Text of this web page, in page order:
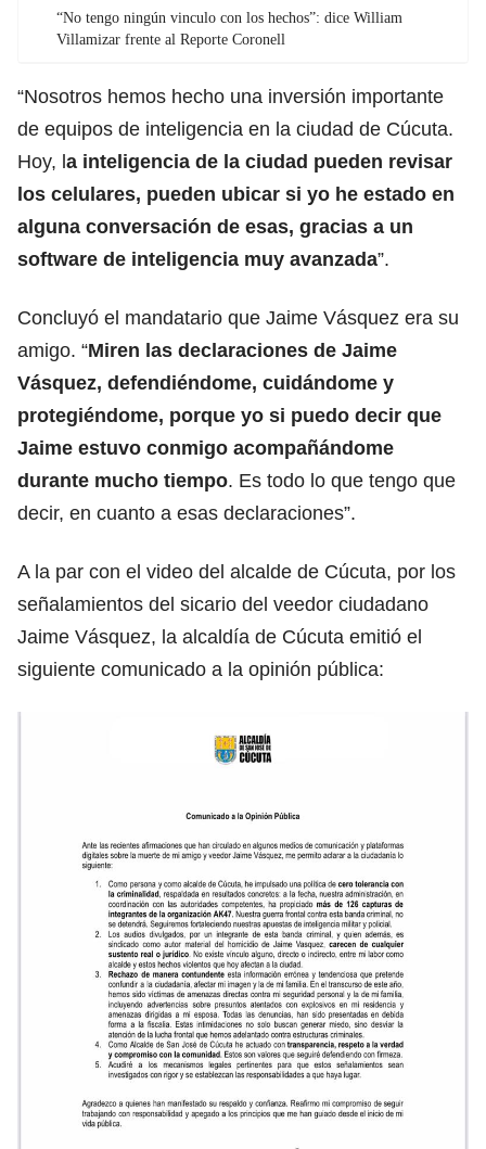
“No tengo ningún vinculo con los hechos”: dice William
Villamizar frente al Reporte Coronell
“Nosotros hemos hecho una inversión importante
de equipos de inteligencia en la ciudad de Cúcuta.
Hoy, la inteligencia de la ciudad pueden revisar
los celulares, pueden ubicar si yo he estado en
alguna conversación de esas, gracias a un
software de inteligencia muy avanzada”.
Concluyó el mandatario que Jaime Vásquez era su
amigo. “Miren las declaraciones de Jaime
Vásquez, defendiéndome, cuidándome y
protegiéndome, porque yo si puedo decir que
Jaime estuvo conmigo acompañándome
durante mucho tiempo. Es todo lo que tengo que
decir, en cuanto a esas declaraciones”.
A la par con el video del alcalde de Cúcuta, por los
señalamientos del sicario del veedor ciudadano
Jaime Vásquez, la alcaldía de Cúcuta emitió el
siguiente comunicado a la opinión pública: